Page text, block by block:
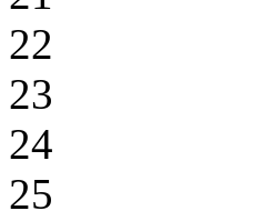
22
23
24
25